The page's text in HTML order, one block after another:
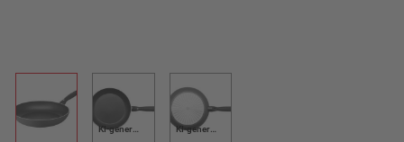
KI-generiert KI-generiert